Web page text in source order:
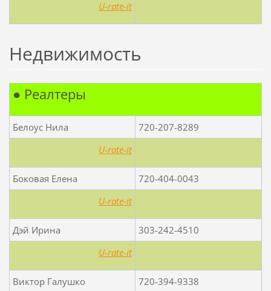
U-rate-it
Недвижимость
● Реалтеры
Белоус Нила
720-207-8289
U-rate-it
Боковая Елена
720-404-0043
U-rate-it
Дэй Ирина
303-242-4510
U-rate-it
Виктор Галушко
720-394-9338